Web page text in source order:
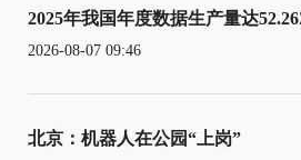
2025年我国年度数据生产量达
2026-08-07 09:46
北京：机器人在公园“上岗”